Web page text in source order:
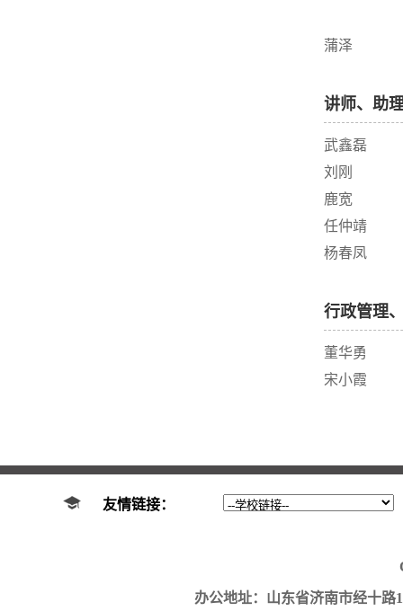
蒲泽
讲师、助
武鑫磊
刘刚
鹿宽
任仲靖
杨春凤
行政管理
董华勇
宋小霞
友情链接：
办公地址：山东省济南市经十路